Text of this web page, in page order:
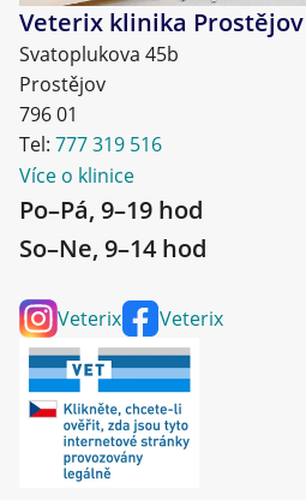
Veterix klinika Prostějov
Svatoplukova 45b
Prostějov
796 01
Tel: 777 319 516
Více o klinice
Po–Pá, 9–19 hod
So–Ne, 9–14 hod
Veterix Veterix